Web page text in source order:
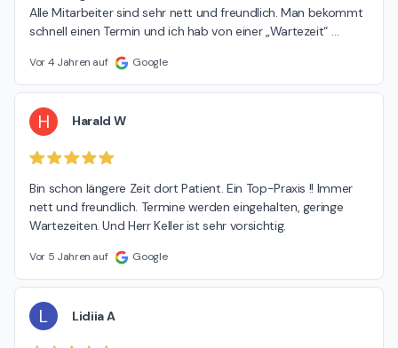
Alle Mitarbeiter sind sehr nett und freundlich. Man bekommt
schnell einen Termin und ich hab von einer „Wartezeit“
Vor 4 Jahren auf Google
H Harald W
Bin schon längere Zeit dort Patient. Ein Top-Praxis !! Immer
nett und freundlich. Termine werden eingehalten, geringe
Wartezeiten. Und Herr Keller ist sehr vorsichtig.
Vor 5 Jahren auf Google
L Lidiia A